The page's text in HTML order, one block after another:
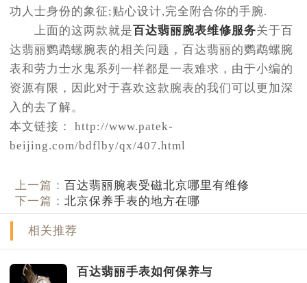
功人士身份的象征;贴心设计,完全附合你的手腕.
上面的这两款就是 百达翡丽腕表维修服务关于百
达翡丽鹦鹉螺腕表的相关问题，百达翡丽的鹦鹉螺腕
表和劳力士水鬼系列一样都是一表难求，由于小编的
资源有限，因此对于喜欢这款腕表的我们可以更加深
入的去了解。
本文链接： http://www.patek-
beijing.com/bdflby/qx/407.html
上一篇：百达翡丽腕表受磁北京哪里有维修
下一篇：北京保养手表的地方在哪
相关推荐
百达翡丽手表如何保养与